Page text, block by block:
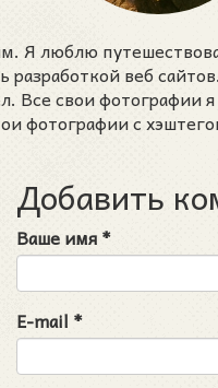
Я люблю
веб
Все свои фотографии
фотографии с
Добавить
Ваше имя*
E-mail *